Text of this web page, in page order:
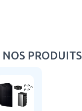
NOS PRODUITS